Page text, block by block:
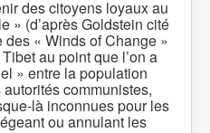
des citoyens loyaux au
» (d’après Goldstein cité
des « Winds of Change »
au point que l’on a
» entre la population
communistes,
là inconnues pour les
ou annulant les